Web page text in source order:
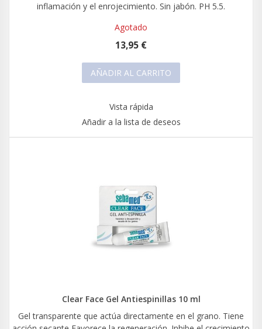
inflamación y el enrojecimiento. Sin jabón. PH 5.5.
Agotado
13,95 €
AÑADIR AL CARRITO
Vista rápida
Añadir a la lista de deseos
Clear Face Gel Antiespinillas 10 ml
Gel transparente que actúa directamente en el grano. Tiene